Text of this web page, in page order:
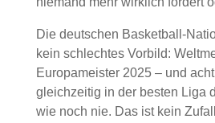
Die deutschen Basketball-
kein schlechtes Vorbild:
Europameister 2025 – und
gleichzeitig in der besten Liga
wie noch nie. Das ist kein